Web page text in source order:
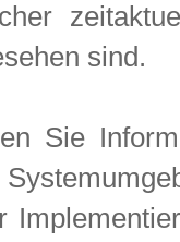
sind.
Sie